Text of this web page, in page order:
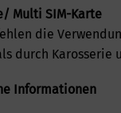
Multi SIM-Karte
die
durch Karosserie
Informationen